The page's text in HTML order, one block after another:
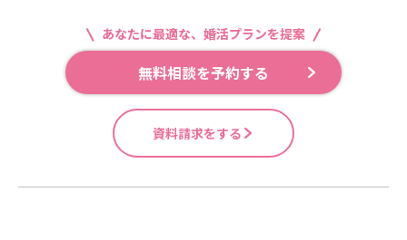
あなたに最適な、婚活プランを提案
無料相談を予約する
資料請求をする